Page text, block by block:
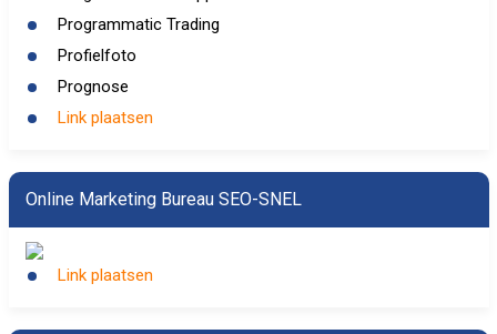
Programmatic Trading
Profielfoto
Prognose
Link plaatsen
Online Marketing Bureau SEO-SNEL
Link plaatsen